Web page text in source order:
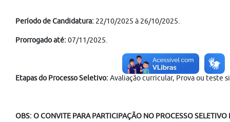
Período de Candidatura: 22/10/2025 à 26/10/2025.
Prorrogado até:07/11/2025.
Etapas do Processo Seletivo:Avaliação curricular, Prova ou teste
OBS: O CONVITE PARA PARTICIPAÇÃO NO PROCESSO SELETIVO